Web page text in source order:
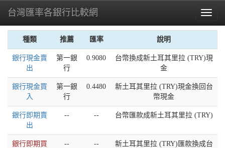
Toggle
台灣匯率各銀行比較網
種類 推薦 匯率 說明
銀行現金賣
出
第一銀
行
0.9080
台幣換成新土耳其里拉 (TRY)現
金
銀行現金買
入
第一銀
行
0.4480
新土耳其里拉 (TRY)現金換回台
幣現金
銀行即期賣
出
-- -- 台幣匯款成新土耳其里拉 (TRY)
銀行即期買
-- --
新土耳其里拉 (TRY)匯款換成台